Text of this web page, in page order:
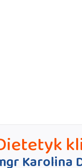
Karolina